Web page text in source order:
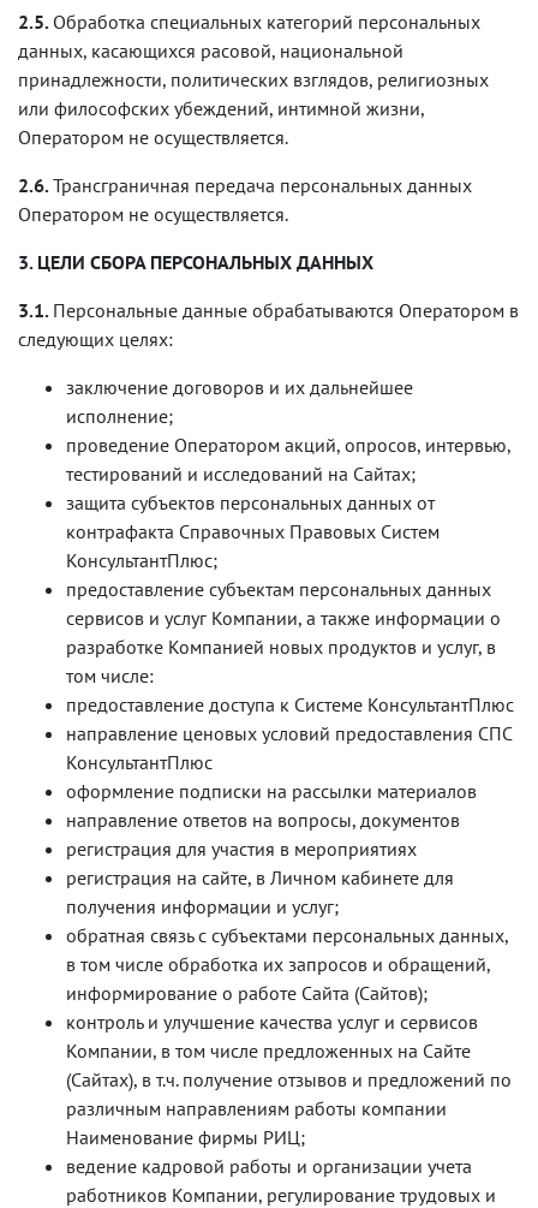
2.5. Обработка специальных категорий персональных
данных, касающихся расовой, национальной
принадлежности, политических взглядов, религиозных
или философских убеждений, интимной жизни,
Оператором не осуществляется.
2.6.Трансграничная передача персональных данных
Оператором не осуществляется.
3. ЦЕЛИ СБОРА ПЕРСОНАЛЬНЫХ ДАННЫХ
3.1. Персональные данные обрабатываются Оператором в
следующих целях:
заключение договоров и их дальнейшее
исполнение;
проведение Оператором акций, опросов, интервью,
тестирований и исследований на Сайтах;
защита субъектов персональных данных от
контрафакта Справочных Правовых Систем
КонсультантПлюс;
предоставление субъектам персональных данных
сервисов и услуг Компании, а также информации о
разработке Компанией новых продуктов и услуг, в
том числе:
предоставление доступа к Системе КонсультантПлюс
направление ценовых условий предоставления СПС
КонсультантПлюс
оформление подписки на рассылки материалов
направление ответов на вопросы, документов
регистрация для участия в мероприятиях
регистрация на сайте, в Личном кабинете для
получения информации и услуг;
обратная связь с субъектами персональных данных,
в том числе обработка их запросов и обращений,
информирование о работе Сайта (Сайтов);
контроль и улучшение качества услуг и сервисов
Компании, в том числе предложенных на Сайте
(Сайтах), в т.ч. получение отзывов и предложений по
различным направлениям работы компании
Наименование фирмы РИЦ;
ведение кадровой работы и организации учета
работников Компании, регулирование трудовых и